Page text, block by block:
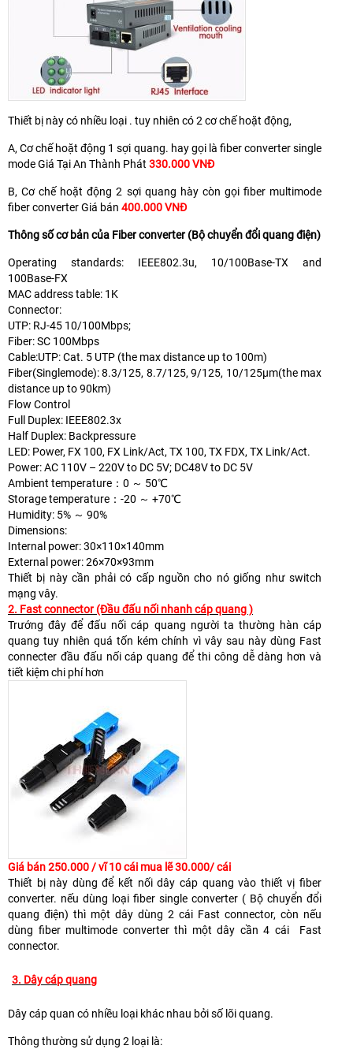
Thiết bị này có nhiều loại . tuy nhiên có 2 cơ chế hoặt động,
A, Cơ chế hoặt động 1 sợi quang. hay gọi là fiber converter single
mode Giá Tại An Thành Phát 330.000 VNĐ
B, Cơ chế hoặt động 2 sợi quang hày còn gọi fiber multimode
fiber converter Giá bán 400.000 VNĐ
Thông số cơ bản của Fiber converter (Bộ chuyển đổi quang điện)
Operating standards: IEEE802.3u, 10/100Base-TX and
100Base-FX
MAC address table: 1K
Connector:
UTP: RJ-45 10/100Mbps;
Fiber: SC 100Mbps
Cable:UTP: Cat. 5 UTP (the max distance up to 100m)
Fiber(Singlemode): 8.3/125, 8.7/125, 9/125, 10/125μm(the max
distance up to 90km)
Flow Control
Full Duplex: IEEE802.3x
Half Duplex: Backpressure
LED: Power, FX 100, FX Link/Act, TX 100, TX FDX, TX Link/Act.
Power: AC 110V – 220V to DC 5V; DC48V to DC 5V
Ambient temperature：0 ～ 50℃
Storage temperature：-20 ～ +70℃
Humidity: 5% ～ 90%
Dimensions:
Internal power: 30×110×140mm
External power: 26×70×93mm
Thiết bị này cần phải có cấp nguồn cho nó giống như switch
mạng vây.
2. Fast connector (Đầu đấu nối nhanh cáp quang )
Trướng đây để đấu nối cáp quang người ta thường hàn cáp
quang tuy nhiên quá tốn kém chính vì vây sau này dùng Fast
connecter đầu đấu nối cáp quang để thi công dễ dàng hơn và
tiết kiệm chi phí hơn
Giá bán 250.000 / vĩ 10 cái mua lẽ 30.000/ cái
Thiết bị này dùng để kết nối dây cáp quang vào thiết vị fiber
converter. nếu dùng loại fiber single converter ( Bộ chuyển đổi
quang điện) thì một dây dùng 2 cái Fast connector, còn nếu
dùng fiber multimode converter thì một dây cần 4 cái Fast
connector.
3. Dây cáp quang
Dây cáp quan có nhiều loại khác nhau bởi số lõi quang.
Thông thường sử dụng 2 loại là: